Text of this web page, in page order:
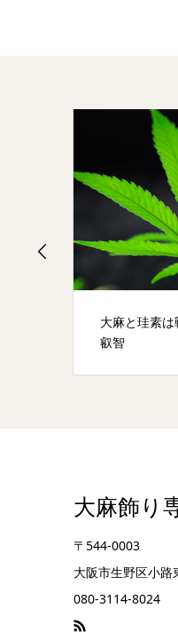
大麻と珪素
叡智
大麻飾り
〒544-0003
大阪市生野区小路
080-3114-8024